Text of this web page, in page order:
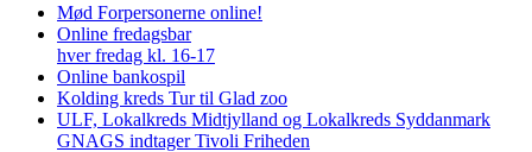
Mød Forpersonerne online!
Online fredagsbar
hver fredag kl. 16-17
Online bankospil
Kolding kreds Tur til Glad zoo
ULF, Lokalkreds Midtjylland og Lokalkreds Syddanmark
GNAGS indtager Tivoli Friheden